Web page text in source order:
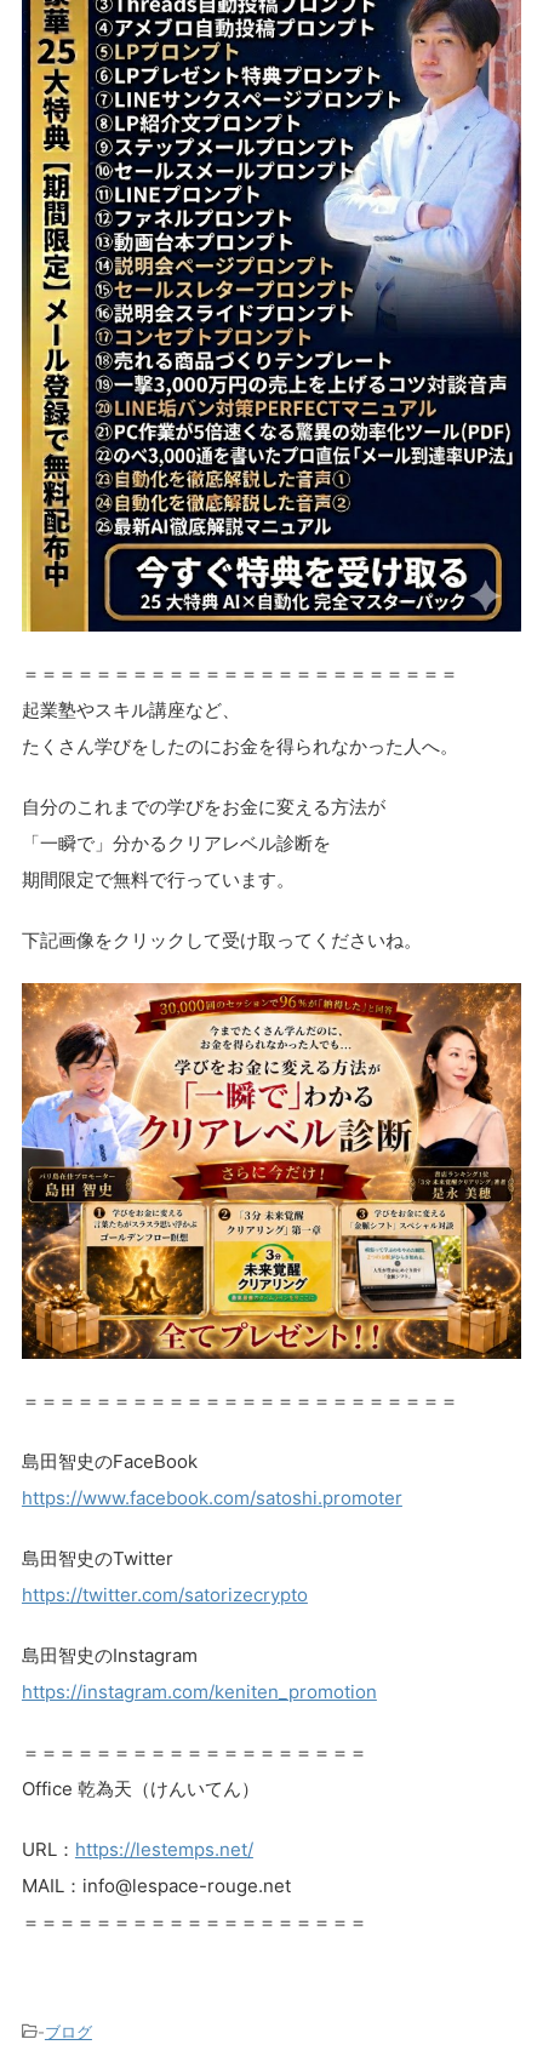
＝＝＝＝＝＝＝＝＝＝＝＝＝＝＝＝＝＝＝＝＝＝＝＝
起業塾やスキル講座など、
たくさん学びをしたのにお金を得られなかった人へ。
自分のこれまでの学びをお金に変える方法が
「一瞬で」分かるクリアレベル診断を
期間限定で無料で行っています。
下記画像をクリックして受け取ってくださいね。
＝＝＝＝＝＝＝＝＝＝＝＝＝＝＝＝＝＝＝＝＝＝＝＝
島田智史のFaceBook
https://www.facebook.com/satoshi.promoter
島田智史のTwitter
https://twitter.com/satorizecrypto
島田智史のInstagram
https://instagram.com/keniten_promotion
＝＝＝＝＝＝＝＝＝＝＝＝＝＝＝＝＝＝＝
Office 乾為天（けんいてん）
URL： https://lestemps.net/
MAIL：info@lespace-rouge.net
＝＝＝＝＝＝＝＝＝＝＝＝＝＝＝＝＝＝＝
-ブログ